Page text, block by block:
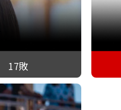
17敗